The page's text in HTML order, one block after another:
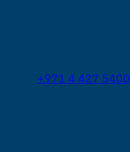
+971 4 427 5400